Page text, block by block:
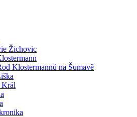
Žichovic
Klostermannů na Šumavě